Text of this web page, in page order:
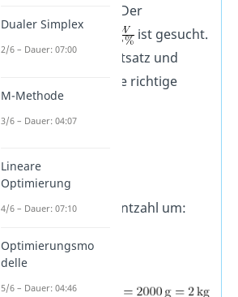
Was ist gesucht? Der
Grundwert
ist gesucht.
Setze den Prozentsatz und
Prozentwert in die richtige
Formel ein.
Rechenweg:
Wandle die Prozentzahl um:
Dualer Simplex
2/6 – Dauer: 07:00
M-Methode
3/6 – Dauer: 04:07
Lineare
Optimierung
4/6 – Dauer: 07:10
Optimierungsmo
delle
5/6 – Dauer: 04:46